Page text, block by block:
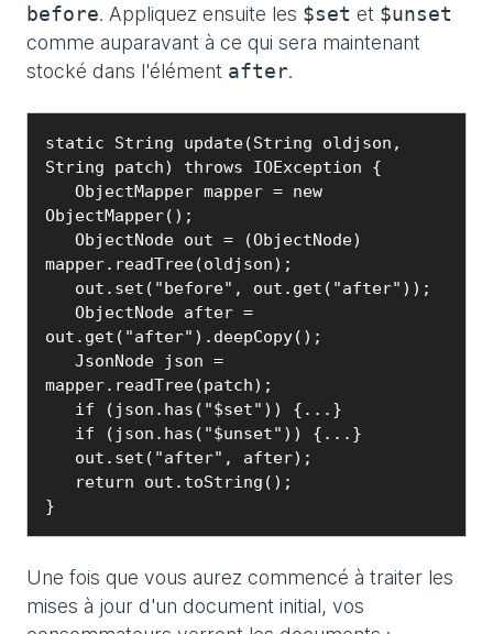
before. Appliquez ensuite les $set et $unset
comme auparavant à ce qui sera maintenant
stocké dans l'élément after.
static String update(String oldjson,
String patch) throws IOException {
ObjectMapper();
mapper.readTree(oldjson);
out.get("after").deepCopy();
mapper.readTree(patch);
}
Une fois que vous aurez commencé à traiter les
mises à jour d'un document initial, vos